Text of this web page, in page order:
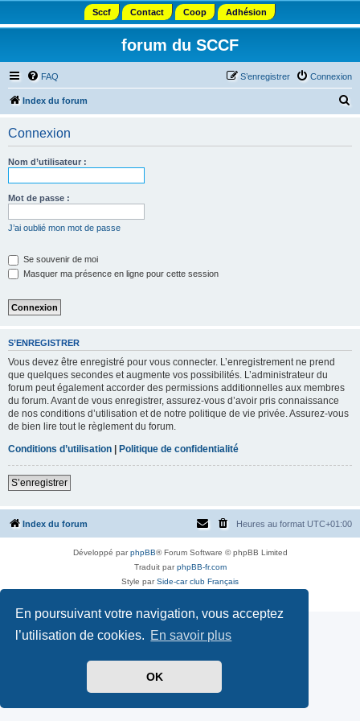
En poursuivant votre navigation, vous acceptez
l’utilisation de cookies. En savoir plus
OK
Sccf Contact Coop Adhésion
forum du SCCF
FAQ Connexion
S’enregistrer
Index du forum
Connexion
Nom d’utilisateur :
Mot de passe :
J’ai oublié mon mot de passe
Se souvenir de moi
Masquer ma présence en ligne pour cette session
S’ENREGISTRER
Vous devez être enregistré pour vous connecter. L’enregistrement ne prend
que quelques secondes et augmente vos possibilités. L’administrateur du
forum peut également accorder des permissions additionnelles aux membres
du forum. Avant de vous enregistrer, assurez-vous d’avoir pris connaissance
de nos conditions d’utilisation et de notre politique de vie privée. Assurez-vous
de bien lire tout le règlement du forum.
Conditions d’utilisation | Politique de confidentialité
S’enregistrer
Index du forum Heures au format UTC+01:00
Développé parphpBB® Forum Software © phpBB Limited
Traduit parphpBB-fr.com
Style parSide-car club Français